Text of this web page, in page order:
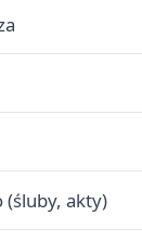
(śluby, akty)